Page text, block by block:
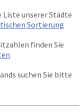
unserer Städte
Sortierung
finden Sie
suchen Sie bitte